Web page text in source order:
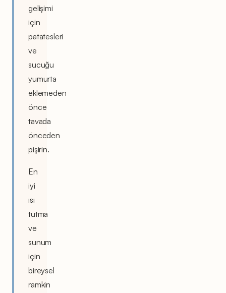
gelişimi
için
patatesleri
ve
sucuğu
yumurta
eklemeden
önce
tavada
önceden
pişirin.
En
iyi
ısı
tutma
ve
sunum
için
bireysel
ramkin